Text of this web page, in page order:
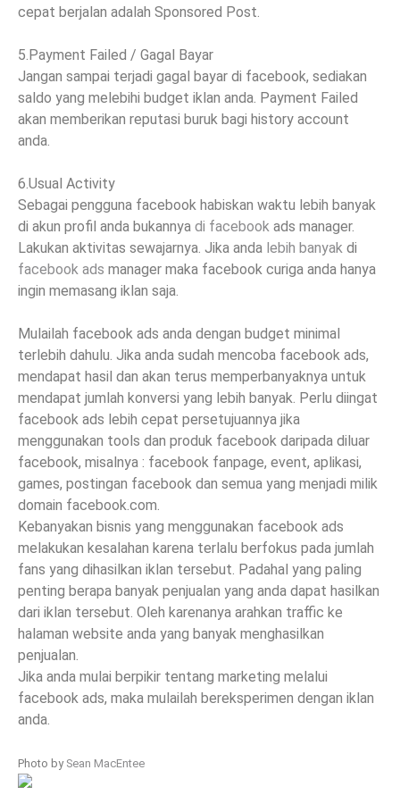
cepat berjalan adalah Sponsored Post.
5.Payment Failed / Gagal Bayar
Jangan sampai terjadi gagal bayar di facebook, sediakan
saldo yang melebihi budget iklan anda. Payment Failed
akan memberikan reputasi buruk bagi history account
anda.
6.Usual Activity
Sebagai pengguna facebook habiskan waktu lebih banyak
di akun profil anda bukannya di facebook ads manager.
Lakukan aktivitas sewajarnya. Jika anda lebih banyak di
facebook ads manager maka facebook curiga anda hanya
ingin memasang iklan saja.
Mulailah facebook ads anda dengan budget minimal
terlebih dahulu. Jika anda sudah mencoba facebook ads,
mendapat hasil dan akan terus memperbanyaknya untuk
mendapat jumlah konversi yang lebih banyak. Perlu diingat
facebook ads lebih cepat persetujuannya jika
menggunakan tools dan produk facebook daripada diluar
facebook, misalnya : facebook fanpage, event, aplikasi,
games, postingan facebook dan semua yang menjadi milik
domain facebook.com.
Kebanyakan bisnis yang menggunakan facebook ads
melakukan kesalahan karena terlalu berfokus pada jumlah
fans yang dihasilkan iklan tersebut. Padahal yang paling
penting berapa banyak penjualan yang anda dapat hasilkan
dari iklan tersebut. Oleh karenanya arahkan traffic ke
halaman website anda yang banyak menghasilkan
penjualan.
Jika anda mulai berpikir tentang marketing melalui
facebook ads, maka mulailah bereksperimen dengan iklan
anda.
Photo by Sean MacEntee